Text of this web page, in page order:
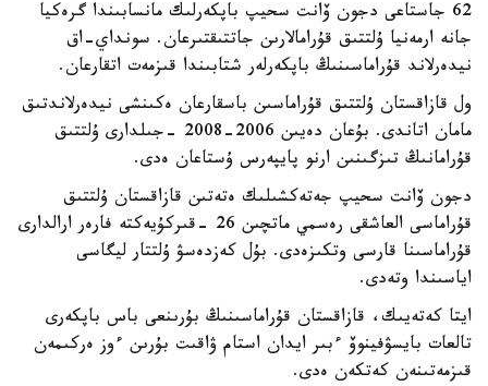
62 جاستاعى دجون ۆانت سحيپ باپكەرلىك مانسابىندا گرەكيا
جانە ارمەنيا ۇلتتىق قۇرامالارىن جاتتىقتىرعان. سونداي-اق
نيدەرلاند قۇراماسىنىڭ باپكەرلەر شتابىندا قىزمەت اتقارعان.
ول قازاقستان ۇلتتىق قۇراماسىن باسقارعان ەكىنشى نيدەرلاندتىق
مامان اتاندى. بۇعان دەيىن 2006-2008 -جىلدارى ۇلتتىق
قۇرامانىڭ تىزگىنىن ارنو پايپەرس ۇستاعان ەدى.
دجون ۆانت سحيپ جەتەكشىلىك ەتەتىن قازاقستان ۇلتتىق
قۇراماسى العاشقى رەسمي ماتچىن 26 -قىركۇيەكتە فارەر ارالدارى
قۇراماسىنا قارسى وتكىزەدى. بۇل كەزدەسۋ ۇلتتار ليگاسى
اياسىندا وتەدى.
ايتا كەتەيىك، قازاقستان قۇراماسىنىڭ بۇرىنعى باس باپكەرى
تالعات بايسۋفينوۆ ءبىر ايدان استام ۋاقىت بۇرىن ءوز ەركىمەن
قىزمەتىنەن كەتكەن ەدى.